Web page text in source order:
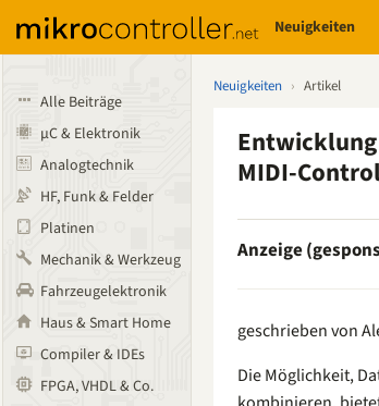
Neuigkeiten
Alle Beiträge
µC & Elektronik
Analogtechnik
HF, Funk & Felder
Platinen
Mechanik & Werkzeug
Fahrzeugelektronik
Haus & Smart Home
Compiler & IDEs
FPGA, VHDL & Co.
Neuigkeiten › Artikel
MIDI-
Anzeige
geschrieben von
Die Möglichkeit,